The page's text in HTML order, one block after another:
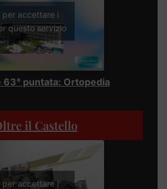
per accettare i
questo servizio
63° puntata: Ortopedia
il Castello
per accettare i